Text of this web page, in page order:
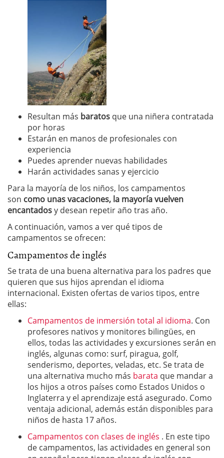
Resultan más baratos que una niñera contratada
por horas
Estarán en manos de profesionales con
experiencia
Puedes aprender nuevas habilidades
Harán actividades sanas y ejercicio
Para la mayoría de los niños, los campamentos
son como unas vacaciones, la mayoría vuelven
encantadosy desean repetir año tras año.
A continuación, vamos a ver qué tipos de
campamentos se ofrecen:
Campamentos de inglés
Se trata de una buena alternativa para los padres que
quieren que sus hijos aprendan el idioma
internacional. Existen ofertas de varios tipos, entre
ellas:
Campamentos de inmersión total al idioma. Con
profesores nativos y monitores bilingües, en
ellos, todas las actividades y excursiones serán en
inglés, algunas como: surf, piragua, golf,
senderismo, deportes, veladas, etc. Se trata de
una alternativa mucho más barata que mandar a
los hijos a otros países como Estados Unidos o
Inglaterra y el aprendizaje está asegurado. Como
ventaja adicional, además están disponibles para
niños de hasta 17 años.
Campamentos con clases de inglés . En este tipo
de campamentos, las actividades en general son